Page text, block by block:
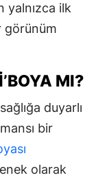
yalnızca ilk
görünüm
MI?
duyarlı
bir
olarak